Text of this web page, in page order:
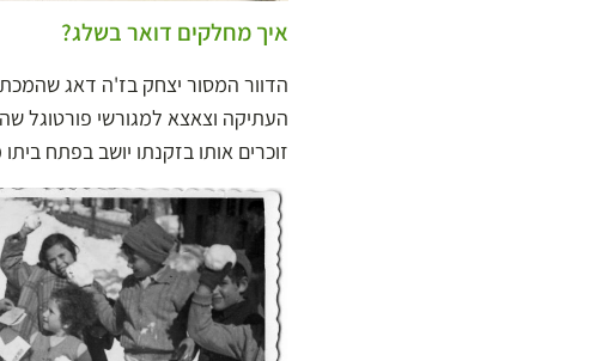
איך מחלקים דואר בשלג?
הדוור המסור יצחק בז'ה דאג
העתיקה וצאצא למגורשי פורטוגל
זוכרים אותו בזקנתו יושב בפתח